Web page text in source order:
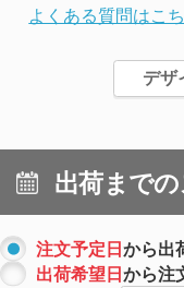
よくある質問はこ
デザ
出荷まで
注文予定日から出
出荷希望日から注